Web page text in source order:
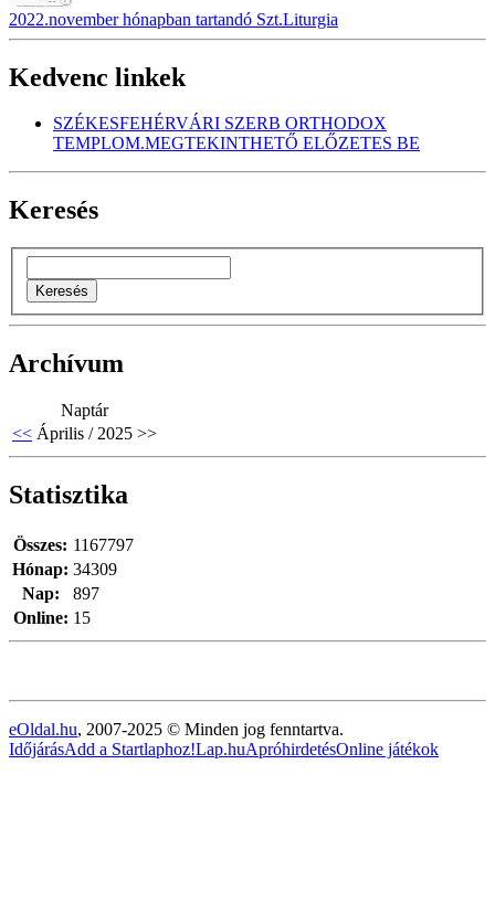
2022.november hónapban tartandó Szt.Liturgia
Kedvenc linkek
SZÉKESFEHÉRVÁRI SZERB ORTHODOX
TEMPLOM.MEGTEKINTHETŐ ELŐZETES BE
Keresés
Archívum
Naptár
<< Április / 2025 >>
Statisztika
Online: 15
Összes: 1167797
Hónap: 34309
Nap:
897
eOldal.hu, 2007-2025 © Minden jog fenntartva.
IdőjárásAdd a Startlaphoz!Lap.huApróhirdetésOnline játékok